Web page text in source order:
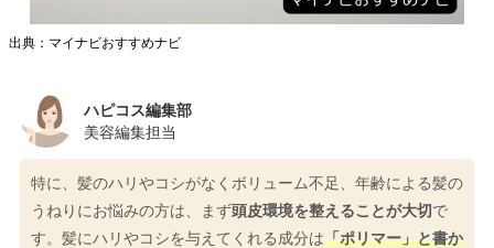
出典：マイナビおすすめナビ
ハピコス編集部
美容編集担当
特に、髪のハリやコシがなくボリューム不足、年齢による髪の
うねりにお悩みの方は、まず頭皮環境を整えることが大切で
す。髪にハリやコシを与えてくれる成分は「ポリマー」と書か